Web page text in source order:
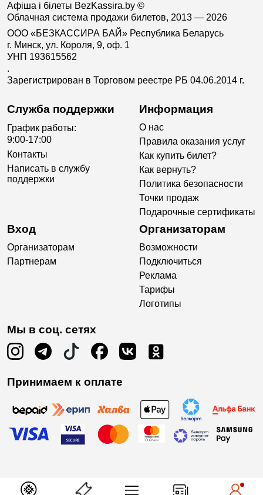
Афіша і білеты BezKassira.by ©
Облачная система продажи билетов, 2013 — 2026
ООО «БЕЗКАССИРА БАЙ» Республика Беларусь
г. Минск, ул. Короля, 9, оф. 1
УНП 193615562
.
Зарегистрирован в Торговом реестре РБ 04.06.2014 г.
Служба поддержки
График работы:
9:00-17:00
Контакты
Написать в службу
поддержки
Информация
О нас
Правила оказания услуг
Как купить билет?
Как вернуть?
Политика безопасности
Точки продаж
Подарочные сертификаты
Вход
Организаторам
Партнерам
Организаторам
Возможности
Подключиться
Реклама
Тарифы
Логотипы
Мы в соц. сетях
Принимаем к оплате